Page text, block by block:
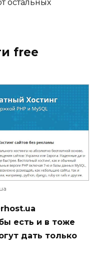
остальных
free
есть и в тоже
дать только